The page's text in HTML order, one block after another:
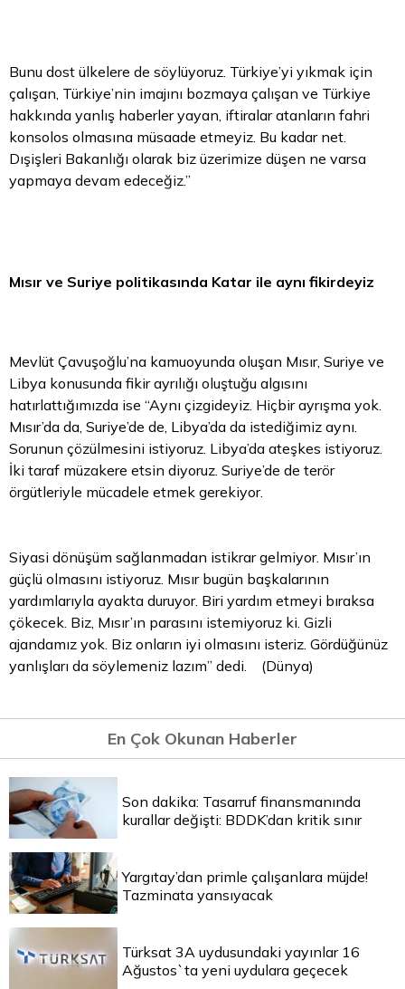
Bunu dost ülkelere de söylüyoruz. Türkiye’yi yıkmak için
çalışan, Türkiye’nin imajını bozmaya çalışan ve Türkiye
hakkında yanlış haberler yayan, iftiralar atanların fahri
konsolos olmasına müsaade etmeyiz. Bu kadar net.
Dışişleri Bakanlığı olarak biz üzerimize düşen ne varsa
yapmaya devam edeceğiz.”
Mısır ve Suriye politikasında Katar ile aynı fikirdeyiz
Mevlüt Çavuşoğlu’na kamuoyunda oluşan Mısır, Suriye ve
Libya konusunda fikir ayrılığı oluştuğu algısını
hatırlattığımızda ise “Aynı çizgideyiz. Hiçbir ayrışma yok.
Mısır’da da, Suriye’de de, Libya’da da istediğimiz aynı.
Sorunun çözülmesini istiyoruz. Libya’da ateşkes istiyoruz.
İki taraf müzakere etsin diyoruz. Suriye’de de terör
örgütleriyle mücadele etmek gerekiyor.
Siyasi dönüşüm sağlanmadan istikrar gelmiyor. Mısır’ın
güçlü olmasını istiyoruz. Mısır bugün başkalarının
yardımlarıyla ayakta duruyor. Biri yardım etmeyi bıraksa
çökecek. Biz, Mısır’ın parasını istemiyoruz ki. Gizli
ajandamız yok. Biz onların iyi olmasını isteriz. Gördüğünüz
yanlışları da söylemeniz lazım” dedi. (Dünya)
En Çok Okunan Haberler
Son dakika: Tasarruf finansmanında
kurallar değişti: BDDK’dan kritik sınır
Yargıtay’dan primle çalışanlara müjde!
Tazminata yansıyacak
Türksat 3A uydusundaki yayınlar 16
Ağustos`ta yeni uydulara geçecek